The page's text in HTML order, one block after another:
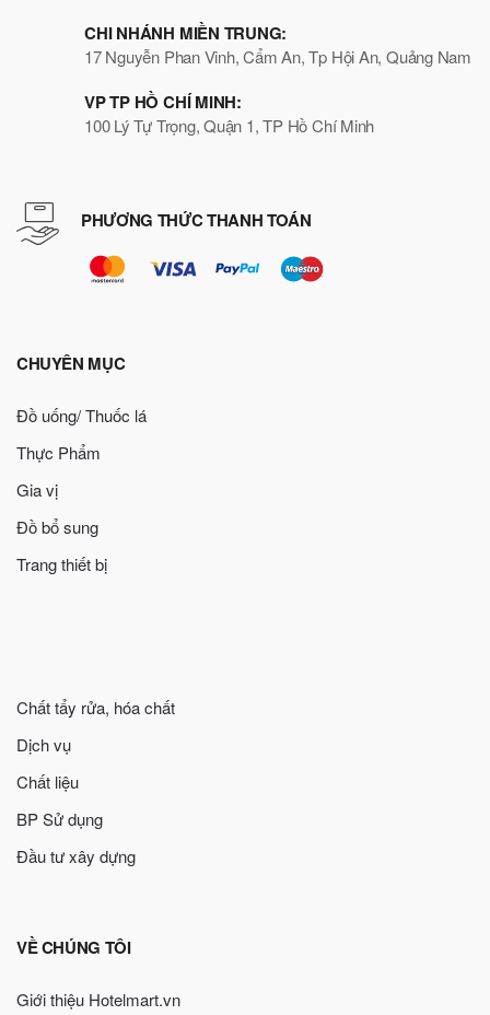
CHI NHÁNH MIỀN TRUNG:
17 Nguyễn Phan Vinh, Cẩm An, Tp Hội An, Quảng Nam
VP TP HỒ CHÍ MINH:
100 Lý Tự Trọng, Quận 1, TP Hồ Chí Minh
PHƯƠNG THỨC THANH TOÁN
CHUYÊN MỤC
Đồ uống/ Thuốc lá
Thực Phẩm
Gia vị
Đồ bổ sung
Trang thiết bị
Chất tẩy rửa, hóa chất
Dịch vụ
Chất liệu
BP Sử dụng
Đầu tư xây dựng
VỀ CHÚNG TÔI
Giới thiệu Hotelmart.vn